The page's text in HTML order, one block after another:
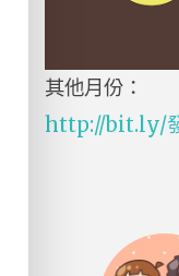
其他月份：
http://bit.ly/